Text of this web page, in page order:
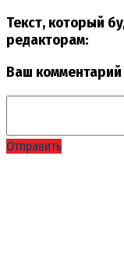
Текст, который
редакторам:
Ваш
Отправить